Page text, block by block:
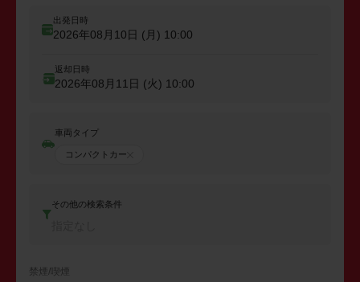
出発日時
2026年08月10日 (月) 10:00
返却日時
2026年08月11日 (火) 10:00
車両タイプ
コンパクトカー
その他の検索条件
禁煙/喫煙